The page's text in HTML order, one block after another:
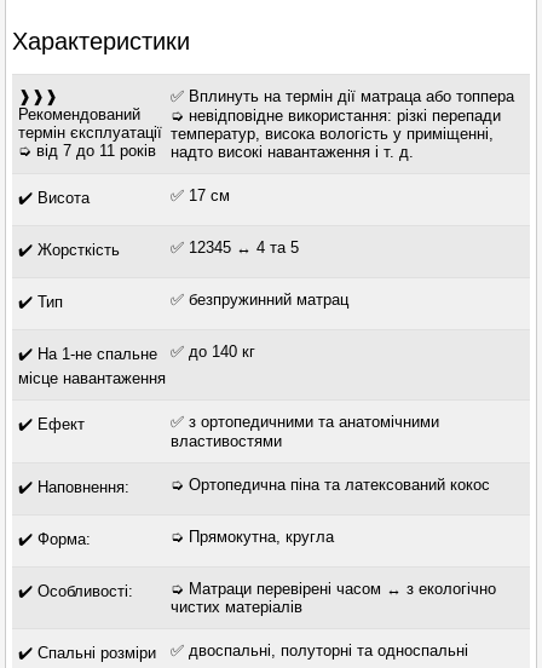
Характеристики
❱❱❱
Рекомендований
термін єксплуатації
➭ від 7 до 11 років
✅ Вплинуть на термін дії матраца або топпера
➭ невідповідне використання: різкі перепади
температур, висока вологість у приміщенні,
надто високі навантаження і т. д.
✔️ Висота ✅ 17 см
✔️ Жорсткість ✅ 12345 ↔ 4 та 5
✔️ Тип ✅ безпружинний матрац
✔️ На 1-не спальне
місце навантаження
✅ до 140 кг
✔️ Ефект
✅ з ортопедичними та анатомічними
властивостями
✔️ Наповнення: ➭ Ортопедична піна та латексований кокос
✔️ Форма: ➭ Прямокутна, кругла
✔️ Особливості:
➭ Матраци перевірені часом ↔ з екологічно
чистих матеріалів
✔️ Спальні розміри ✅ двоспальні, полуторні та односпальні